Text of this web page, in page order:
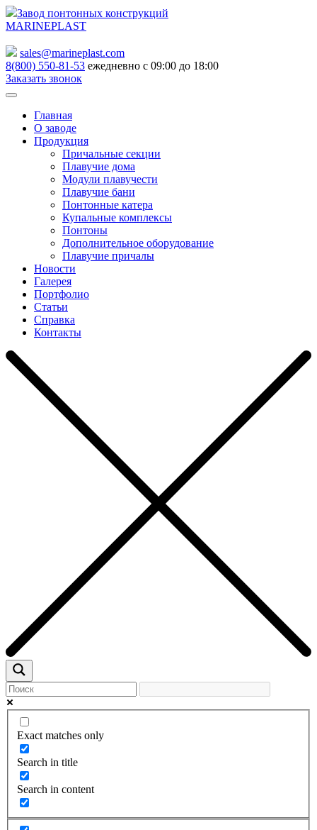
Завод понтонных конструкций
MARINEPLAST
sales@marineplast.com
8(800) 550-81-53 ежедневно с 09:00 до 18:00
Заказать звонок
Главная
О заводе
Продукция
Причальные секции
Плавучие дома
Модули плавучести
Плавучие бани
Понтонные катера
Купальные комплексы
Понтоны
Дополнительное оборудование
Плавучие причалы
Новости
Галерея
Портфолио
Статьи
Справка
Контакты
Exact matches only
Search in title
Search in content